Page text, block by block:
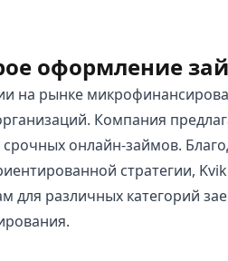
оформление
на рынке
Компания
онлайн-займов.
стратегии,
для различных категорий